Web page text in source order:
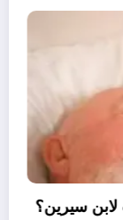
علي – ما هو